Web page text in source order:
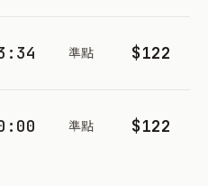
準點 $122
準點 $122